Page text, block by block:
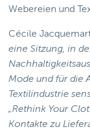
Webereien und
Cécile
eine Sitzung, in
Mode und für die
Textilindustrie
„Rethink Your
Kontakte zu